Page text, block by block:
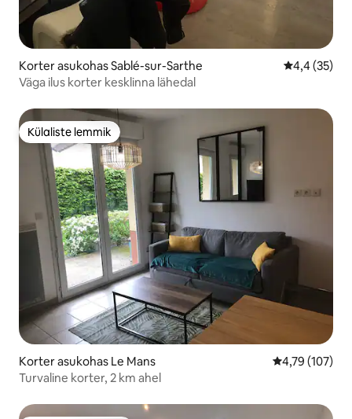
Korter asukohas Sablé-sur-Sarthe Keskmine
4,4 (35)
Väga ilus korter kesklinna lähedal
Külaliste lemmik
Külaliste lemmik
Korter asukohas Le Mans Keskmine
4,79 (107)
Turvaline korter, 2 km ahel